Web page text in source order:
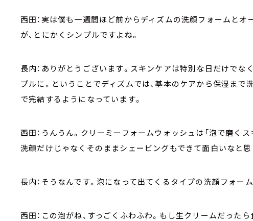
西田：実は僕も一週間ほど前からディズムの洗顔フォームと
が、とにかくシンプルですよね。
長内：ありがとうございます。スキンケアは特別な日だけでな
プルに。ということでディズムでは、基本のケアから保湿ま
で完結するようになっています。
西田：うんうん。クリーミーフォームウォッシュは「泡で磨く
洗顔だけじゃなくそのままシェービングもできて面白いなと思
長内：そうなんです。泡になって出てくるタイプの洗顔フォー
西田：この泡がね、すっごくふわふわ。もし生クリームだったら